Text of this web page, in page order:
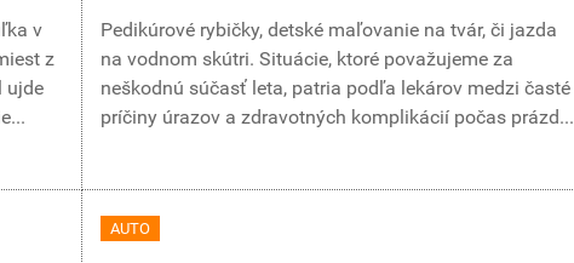
v
z
ujde
Pedikúrové rybičky, detské maľovanie na tvár, či jazda
na vodnom skútri. Situácie, ktoré považujeme za
neškodnú súčasť leta, patria podľa lekárov medzi časté
príčiny úrazov a zdravotných komplikácií počas prázd...
AUTO